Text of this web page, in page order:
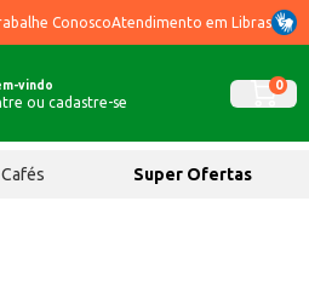
ConoscoAtendimento em Libras
vindo
ou cadastre-se
0
Cafés Super Ofertas